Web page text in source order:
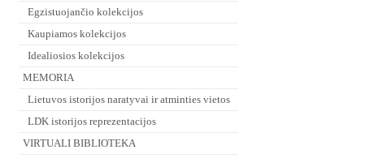
Egzistuojančio kolekcijos
Kaupiamos kolekcijos
Idealiosios kolekcijos
MEMORIA
Lietuvos istorijos naratyvai ir atminties vietos
LDK istorijos reprezentacijos
VIRTUALI BIBLIOTEKA